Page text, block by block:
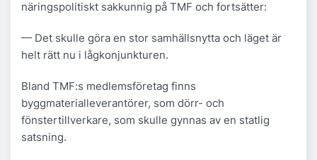
näringspolitiskt sakkunnig på TMF och fortsätter:
— Det skulle göra en stor samhällsnytta och läget är
helt rätt nu i lågkonjunkturen.
Bland TMF:s medlemsföretag finns
byggmaterialleverantörer, som dörr- och
fönstertillverkare, som skulle gynnas av en statlig
satsning.